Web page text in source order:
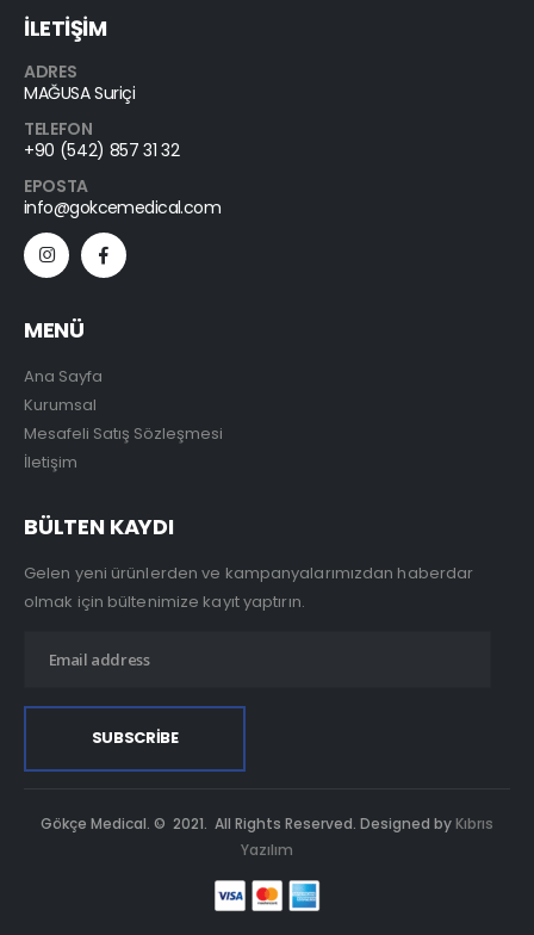
İLETİŞİM
ADRES
MAĞUSA Suriçi
TELEFON
+90 (542) 857 31 32
EPOSTA
info@gokcemedical.com
MENÜ
Ana Sayfa
Kurumsal
Mesafeli Satış Sözleşmesi
İletişim
BÜLTEN KAYDI
Gelen yeni ürünlerden ve kampanyalarımızdan haberdar
olmak için bültenimize kayıt yaptırın.
Gökçe Medical. © 2021. All Rights Reserved. Designed by Kıbrıs
Yazılım